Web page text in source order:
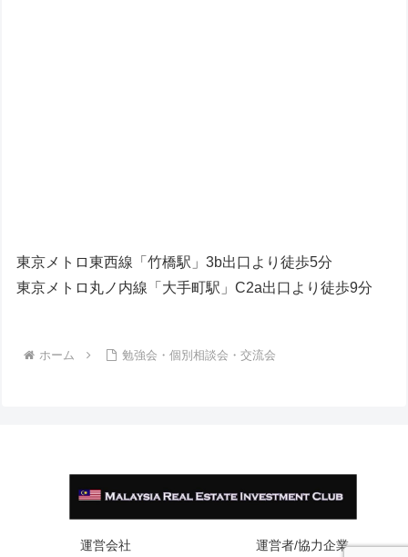
東京メトロ東西線「竹橋駅」3b出口より徒歩5分
東京メトロ丸ノ内線「大手町駅」C2a出口より徒歩9分
ホーム 勉強会・個別相談会・交流会
運営会社 運営者/協力企業